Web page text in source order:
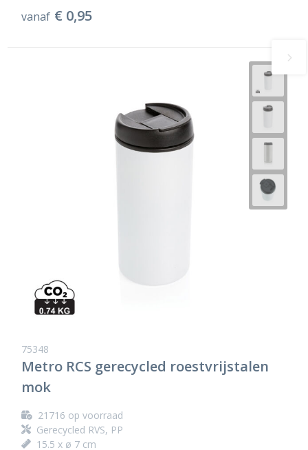
vanaf € 0,95
75348
Metro RCS gerecycled roestvrijstalen
mok
21716 op voorraad
Gerecycled RVS, PP
15.5 x ø 7 cm